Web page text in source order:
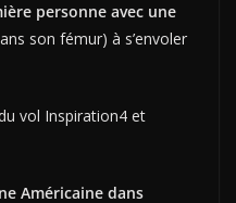
personne avec une
son fémur) à s’envoler
vol Inspiration4 et
Américaine dans